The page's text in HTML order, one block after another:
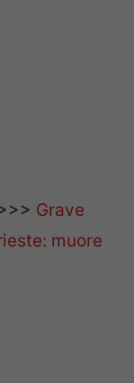
Grave
muore